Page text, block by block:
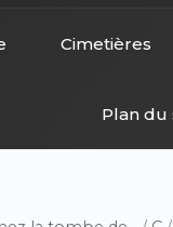
Cimetières
Plan du